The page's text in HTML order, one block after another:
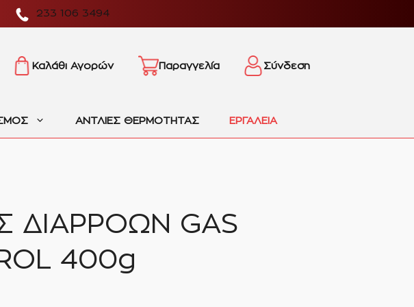
233 106 3494
Καλάθι Αγορών Παραγγελία Σύνδεση
ΑΝΤΛΙΕΣ ΘΕΡΜΟΤΗΤΑΣ ΕΡΓΑΛΕΙΑ
ΔΙΑΡΡΟΩΝ GAS
400g